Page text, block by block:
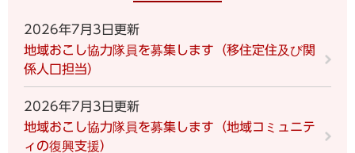
2026年7月3日更新
地域おこし協力隊員を募集します（移住定住及び関
係人口担当）
2026年7月3日更新
地域おこし協力隊員を募集します（地域コミュニテ
ィの復興支援）